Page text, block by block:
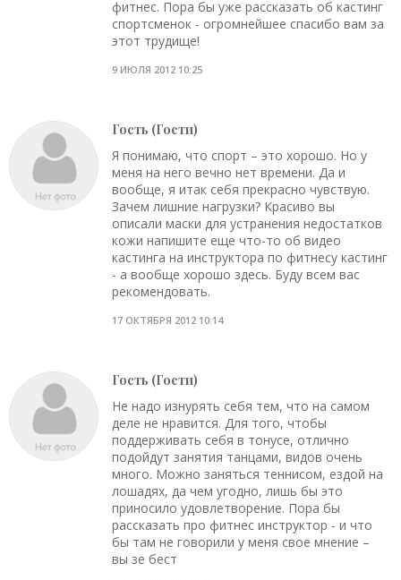
фитнес. Пора бы уже рассказать об кастинг
спортсменок - огромнейшее спасибо вам за
этот трудище!
9 ИЮЛЯ 2012 10:25
Гость (Гости)
Я понимаю, что спорт – это хорошо. Но у
меня на него вечно нет времени. Да и
вообще, я итак себя прекрасно чувствую.
Зачем лишние нагрузки? Красиво вы
описали маски для устранения недостатков
кожи напишите еще что-то об видео
кастинга на инструктора по фитнесу кастинг
- а вообще хорошо здесь. Буду всем вас
рекомендовать.
17 ОКТЯБРЯ 2012 10:14
Гость (Гости)
Не надо изнурять себя тем, что на самом
деле не нравится. Для того, чтобы
поддерживать себя в тонусе, отлично
подойдут занятия танцами, видов очень
много. Можно заняться теннисом, ездой на
лошадях, да чем угодно, лишь бы это
приносило удовлетворение. Пора бы
рассказать про фитнес инструктор - и что
бы там не говорили у меня свое мнение –
вы зе бест